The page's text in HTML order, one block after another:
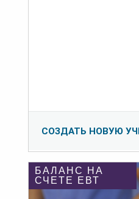
СОЗДАТЬ НОВУЮ
БАЛАНС НА
СЧЕТЕ ЕВТ